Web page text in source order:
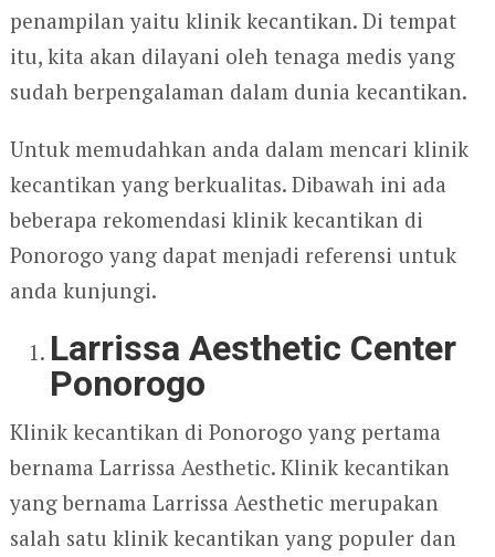
penampilan yaitu klinik kecantikan. Di tempat
itu, kita akan dilayani oleh tenaga medis yang
sudah berpengalaman dalam dunia kecantikan.
Untuk memudahkan anda dalam mencari klinik
kecantikan yang berkualitas. Dibawah ini ada
beberapa rekomendasi klinik kecantikan di
Ponorogo yang dapat menjadi referensi untuk
anda kunjungi.
Larrissa Aesthetic Center
Ponorogo
Klinik kecantikan di Ponorogo yang pertama
bernama Larrissa Aesthetic. Klinik kecantikan
yang bernama Larrissa Aesthetic merupakan
salah satu klinik kecantikan yang populer dan